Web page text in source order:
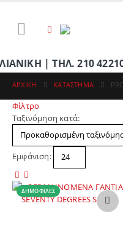
210 4221060 | E
ΑΡΧΙΚΉ ΚΑΤΆΣΤΗΜΑ
Φίλτρο
Ταξινόμηση κατά:
Εμφάνιση:
ΔΗΜΟΦΙΛΈΣ